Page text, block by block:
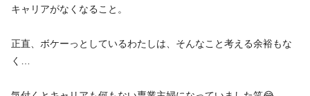
キャリアがなくなること。
正直、ボケーっとしているわたしは、そんなこと考える余裕もな
く…